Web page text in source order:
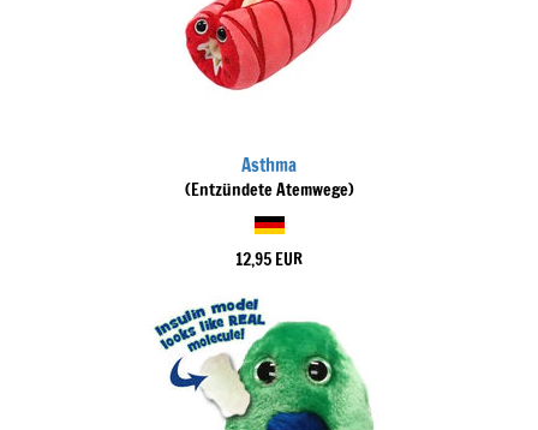
Asthma
(Entzündete Atemwege)
12,95 EUR